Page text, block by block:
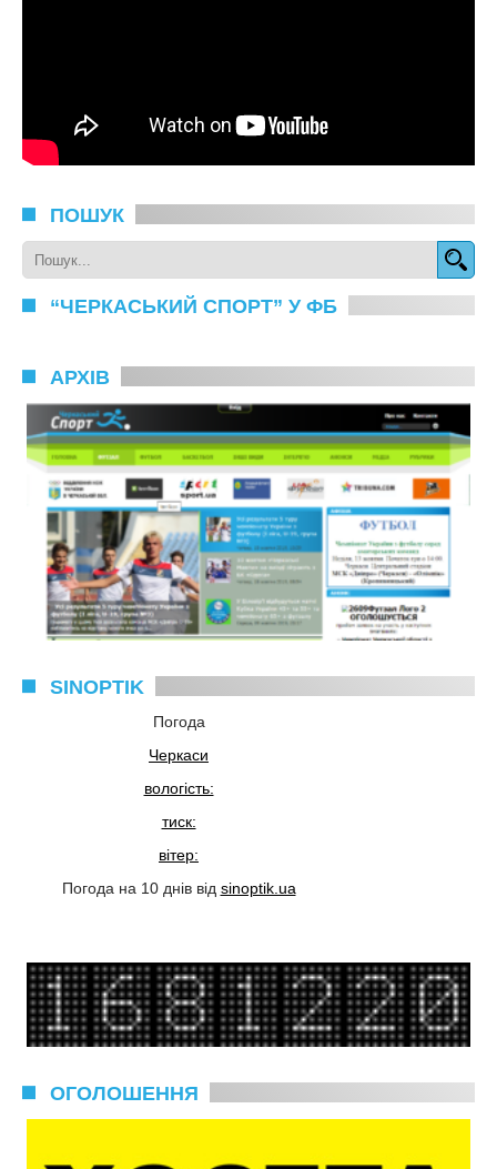
ПОШУК
“ЧЕРКАСЬКИЙ СПОРТ” У ФБ
АРХІВ
SINOPTIK
Погода
Черкаси
вологість:
тиск:
вітер:
Погода на 10 днів від sinoptik.ua
ОГОЛОШЕННЯ